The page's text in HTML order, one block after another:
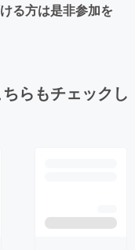
る方は是非参加を
らもチェックし